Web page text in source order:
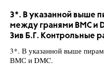
3*. В указанной выше
между гранями ВМС и
Зив Б.Г. Контрольные
3*. В указанной выше
ВМС и DMC.